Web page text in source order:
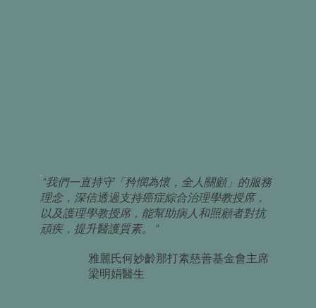
"我們一直持守「矜憫為懷，全人關顧」的服務
理念，深信透過支持癌症綜合治理學教授席，
以及護理學教授席，能幫助病人和照顧者對抗
頑疾，提升醫護質素。"
雅麗氏何妙齡那打素慈善基金會主席
梁明娟醫生